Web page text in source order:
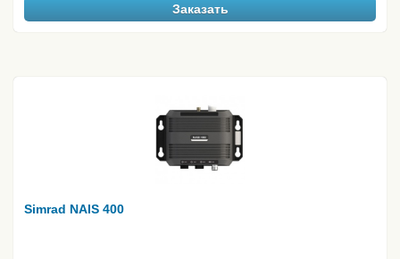
Заказать
Simrad NAIS 400